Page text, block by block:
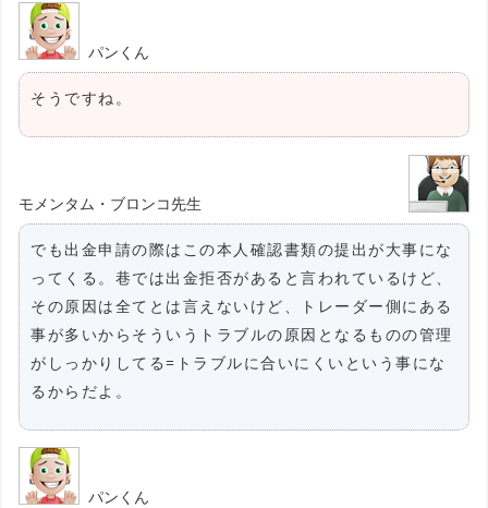
パンくん
そうですね。
モメンタム・ブロンコ先生
でも出金申請の際はこの本人確認書類の提出が大事にな
ってくる。巷では出金拒否があると言われているけど、
その原因は全てとは言えないけど、トレーダー側にある
事が多いからそういうトラブルの原因となるものの管理
がしっかりしてる=トラブルに合いにくいという事にな
るからだよ。
パンくん